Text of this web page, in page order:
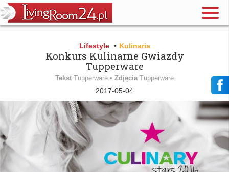
Lifestyle • Kulinaria
Konkurs Kulinarne Gwiazdy
Tupperware
Tekst Tupperware • Zdjęcia Tupperware
2017-05-04